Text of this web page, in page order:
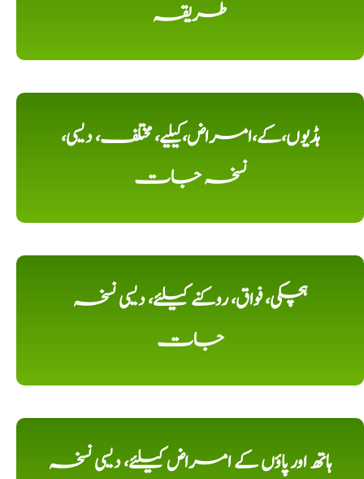
طریقہ
ہڈیوں،کے،امراض،کیلیے، مختلف، دیسی،
نسخہ جات
ہچکی، فواق، روکنے کیلئے، دیسی نسخہ
جات
ہاتھ اور پاؤں کے امراض کیلئے، دیسی نسخہ